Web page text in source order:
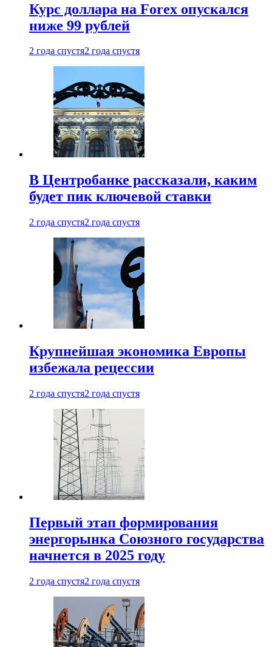
Курс доллара на Forex опускался
ниже 99 рублей
2 года спустя2 года спустя
В Центробанке рассказали, каким
будет пик ключевой ставки
2 года спустя2 года спустя
Крупнейшая экономика Европы
избежала рецессии
2 года спустя2 года спустя
Первый этап формирования
энергорынка Союзного государства
начнется в 2025 году
2 года спустя2 года спустя